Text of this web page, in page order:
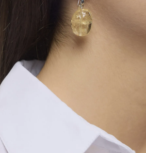
Boucles d’oreilles en Quartz